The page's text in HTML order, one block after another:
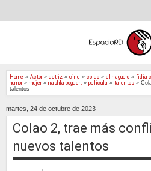
Home » Actor» actriz » cine » colao » el naguero » fidia
humor» mujer» nashla bogaert » pelicula » talentos »
talentos
martes, 24 de octubre de 2023
Colao 2, trae más
nuevos talentos